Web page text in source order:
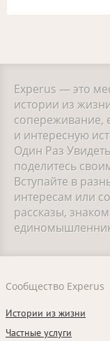
Experus — это
истории из
сопереживание,
и интересную
Один Раз
поделитесь
Вступайте в
интересам или
рассказы,
Сообщество Experus
Истории из жизни
Частные услуги